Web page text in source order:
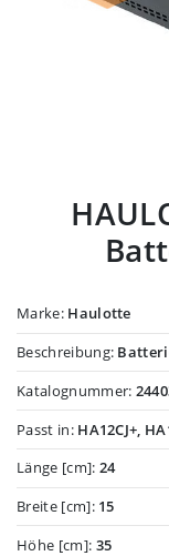
Marke: Haulotte
Beschreibung:
Katalognummer:
Passt in: HA12CJ+,
Länge [cm]: 24
Breite [cm]: 15
Höhe [cm]: 35